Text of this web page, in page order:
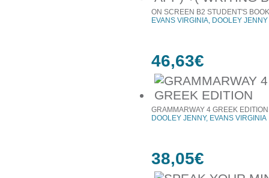
ON SCREEN B2 STUDENT'S
EVANS VIRGINIA, DOOLEY JENNY
46,63€
GRAMMARWAY 4 GREEK EDITION
DOOLEY JENNY, EVANS VIRGINIA
38,05€